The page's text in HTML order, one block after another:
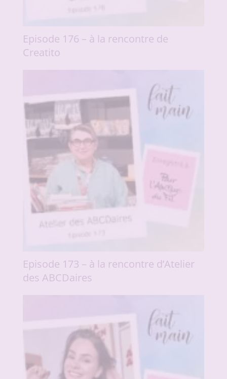
Episode 176 – à la rencontre de
Creatito
Episode 173 – à la rencontre d’Atelier
des ABCDaires